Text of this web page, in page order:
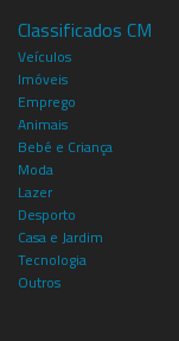
Classificados CM
Veículos
Imóveis
Emprego
Animais
Bebé e Criança
Moda
Lazer
Desporto
Casa e Jardim
Tecnologia
Outros